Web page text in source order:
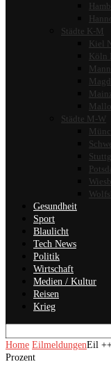
Städte K-M
Kiel
Köln
Städte M-W
Gesundheit
Sport
Blaulicht
Tech News
Politik
Wirtschaft
Medien / Kultur
Reisen
Krieg
Home EilmeldungenEil
Prozent